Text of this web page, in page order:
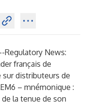
Regulatory News:
français de
sur distributeurs de
– mnémonique :
la tenue de son